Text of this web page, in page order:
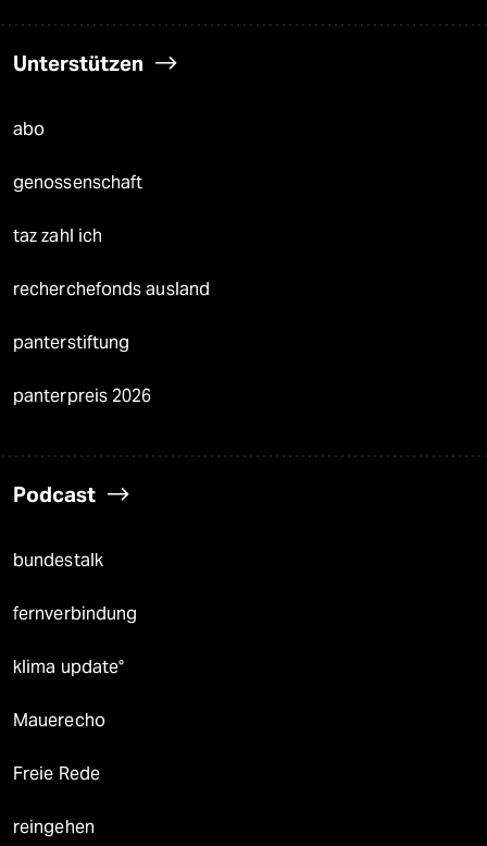
Unterstützen
abo
genossenschaft
taz zahl ich
recherchefonds ausland
panterstiftung
panterpreis 2026
Podcast
bundestalk
fernverbindung
klima update°
Mauerecho
Freie Rede
reingehen